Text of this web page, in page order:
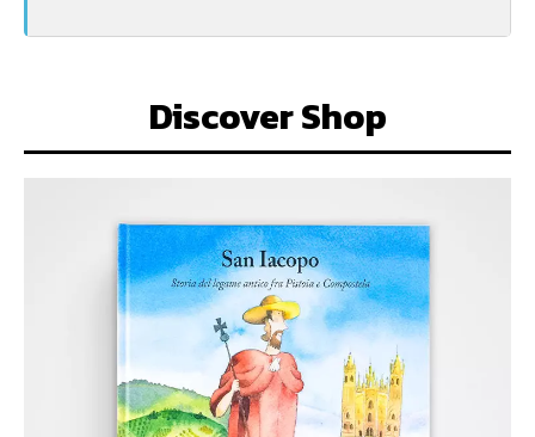
Discover Shop